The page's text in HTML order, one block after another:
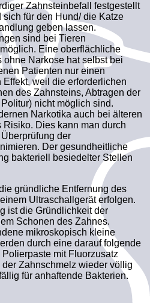
Zahnsteinbefall festgestellt
für den Hund/ die Katze
geben lassen.
sind bei Tieren
Eine oberflächliche
ohne Narkose hat selbst bei
Patienten nur einen
weil die erforderlichen
des Zahnsteins, Abtragen der
nicht möglich sind.
Narkotika auch bei älteren
Dies kann man durch
der
Der gesundheitliche
bakteriell besiedelter Stellen
gründliche Entfernung des
Ultraschallgerät erfolgen.
ist die Gründlichkeit der
Schonen des Zahnes.
mikroskopisch kleine
durch eine darauf folgende
mit Fluorzusatz
Zahnschmelz wieder völlig
für anhaftende Bakterien.